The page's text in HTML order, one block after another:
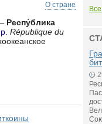
О стране
Респу́блика
République du